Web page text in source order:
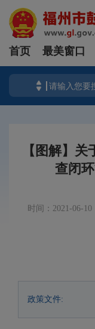
首页 最美窗口
【图解】
查闭
时间：2021-06-10
政策文件: